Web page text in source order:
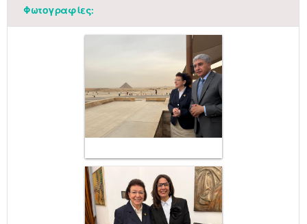
Φωτογραφίες: